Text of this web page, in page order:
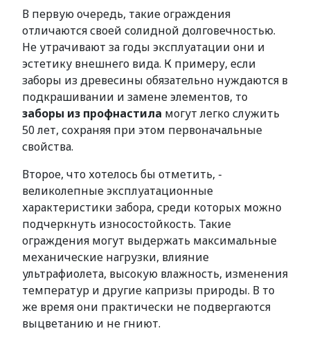
В первую очередь, такие ограждения
отличаются своей солидной долговечностью.
Не утрачивают за годы эксплуатации они и
эстетику внешнего вида. К примеру, если
заборы из древесины обязательно нуждаются в
подкрашивании и замене элементов, то
заборы из профнастила могут легко служить
50 лет, сохраняя при этом первоначальные
свойства.
Второе, что хотелось бы отметить, -
великолепные эксплуатационные
характеристики забора, среди которых можно
подчеркнуть износостойкость. Такие
ограждения могут выдержать максимальные
механические нагрузки, влияние
ультрафиолета, высокую влажность, изменения
температур и другие капризы природы. В то
же время они практически не подвергаются
выцветанию и не гниют.